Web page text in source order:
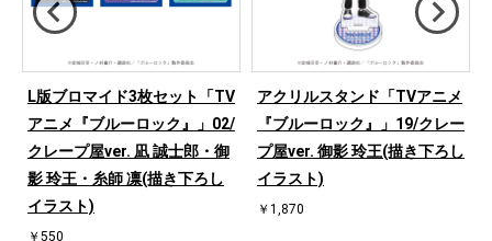
L版ブロマイド3枚セット「TV
アニメ『ブルーロック』」02/
クレープ屋ver. 凪 誠士郎・御
影 玲王・糸師 凛(描き下ろし
イラスト)
￥550
アクリルスタンド「TVアニメ
『ブルーロック』」19/クレー
プ屋ver. 御影 玲王(描き下ろし
イラスト)
￥1,870